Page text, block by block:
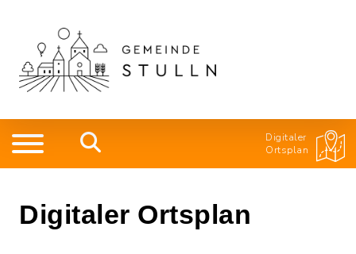
Digitaler
Ortsplan
Digitaler Ortsplan